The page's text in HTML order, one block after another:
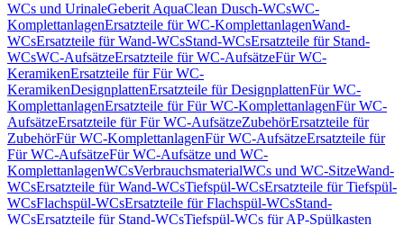
WCs und UrinaleGeberit AquaClean Dusch-WCsWC-
KomplettanlagenErsatzteile für WC-KomplettanlagenWand-
WCsErsatzteile für Wand-WCsStand-WCsErsatzteile für Stand-
WCsWC-AufsätzeErsatzteile für WC-AufsätzeFür WC-
KeramikenErsatzteile für Für WC-
KeramikenDesignplattenErsatzteile für DesignplattenFür WC-
KomplettanlagenErsatzteile für Für WC-KomplettanlagenFür WC-
AufsätzeErsatzteile für Für WC-AufsätzeZubehörErsatzteile für
ZubehörFür WC-KomplettanlagenFür WC-AufsätzeErsatzteile für
Für WC-AufsätzeFür WC-Aufsätze und WC-
KomplettanlagenWCsVerbrauchsmaterialWCs und WC-SitzeWand-
WCsErsatzteile für Wand-WCsTiefspül-WCsErsatzteile für Tiefspül-
WCsFlachspül-WCsErsatzteile für Flachspül-WCsStand-
WCsErsatzteile für Stand-WCsTiefspül-WCs für AP-Spülkasten